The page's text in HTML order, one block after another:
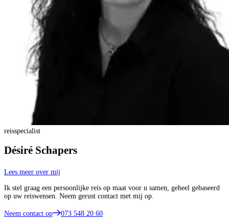
reisspecialist
Désiré Schapers
Lees meer over mij
Ik stel graag een persoonlijke reis op maat voor u samen, geheel gebaseerd
op uw reiswensen. Neem gerust contact met mij op.
Neem contact op 073 548 20 60